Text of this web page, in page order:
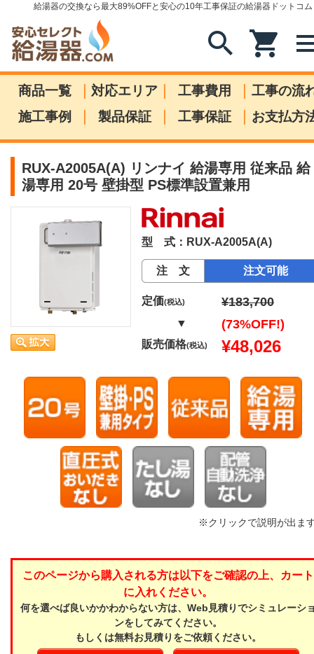
給湯器の交換なら最大89%OFFと安心の10年工事保証の給湯器ドットコム
search shopping_cart
商品一覧 | 対応エリア | 工事費用 | 工事の流
施工事例
| 製品保証 | 工事保証 | お支払方
RUX-A2005A(A) リンナイ 給湯専用 従来品 給
湯専用 20号 壁掛型 PS標準設置兼用
型 式：RUX-A2005A(A)
注 文 注文可能
定価(税込) ¥183,700
▼ (73%OFF!)
販売価格(税込) ¥48,026
※クリックで説明が出ま
このページから購入される方は以下をご確認の上、カート
に入れください。
何を選べば良いかかわからない方は、Web見積りでシミュレーシ
ンをしてみてください。
もしくは無料お見積りをご依頼ください。